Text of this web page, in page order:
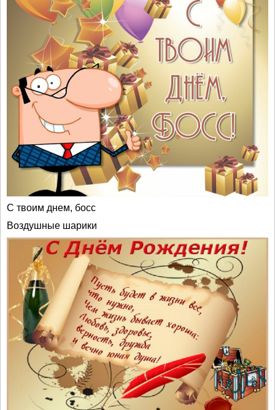
С твоим днем, босс
Воздушные шарики